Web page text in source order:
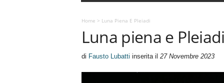
m
A
r
Home > Luna Piena E Pleiadi
Luna piena e Pleiadi
di Fausto Lubatti inserita il 27 Novembre 2023